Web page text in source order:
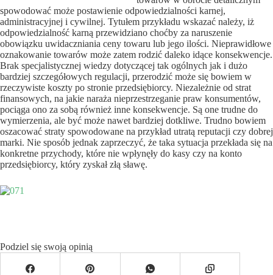
spowodować może postawienie odpowiedzialności karnej,
administracyjnej i cywilnej. Tytułem przykładu wskazać należy, iż
odpowiedzialność karną przewidziano choćby za naruszenie
obowiązku uwidaczniania ceny towaru lub jego ilości. Nieprawidłowe
oznakowanie towarów może zatem rodzić daleko idące konsekwencje.
Brak specjalistycznej wiedzy dotyczącej tak ogólnych jak i dużo
bardziej szczegółowych regulacji, przerodzić może się bowiem w
rzeczywiste koszty po stronie przedsiębiorcy. Niezależnie od strat
finansowych, na jakie naraża nieprzestrzeganie praw konsumentów,
pociąga ono za sobą również inne konsekwencje. Są one trudne do
wymierzenia, ale być może nawet bardziej dotkliwe. Trudno bowiem
oszacować straty spowodowane na przykład utratą reputacji czy dobrej
marki. Nie sposób jednak zaprzeczyć, że taka sytuacja przekłada się na
konkretne przychody, które nie wpłynęły do kasy czy na konto
przedsiębiorcy, który zyskał złą sławę.
Podziel się swoją opinią